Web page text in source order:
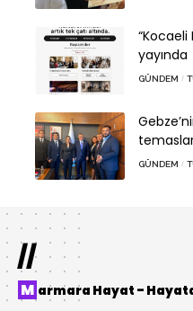
yayında
GÜNDEM
GÜNDEM
//
Marmara Hayat –